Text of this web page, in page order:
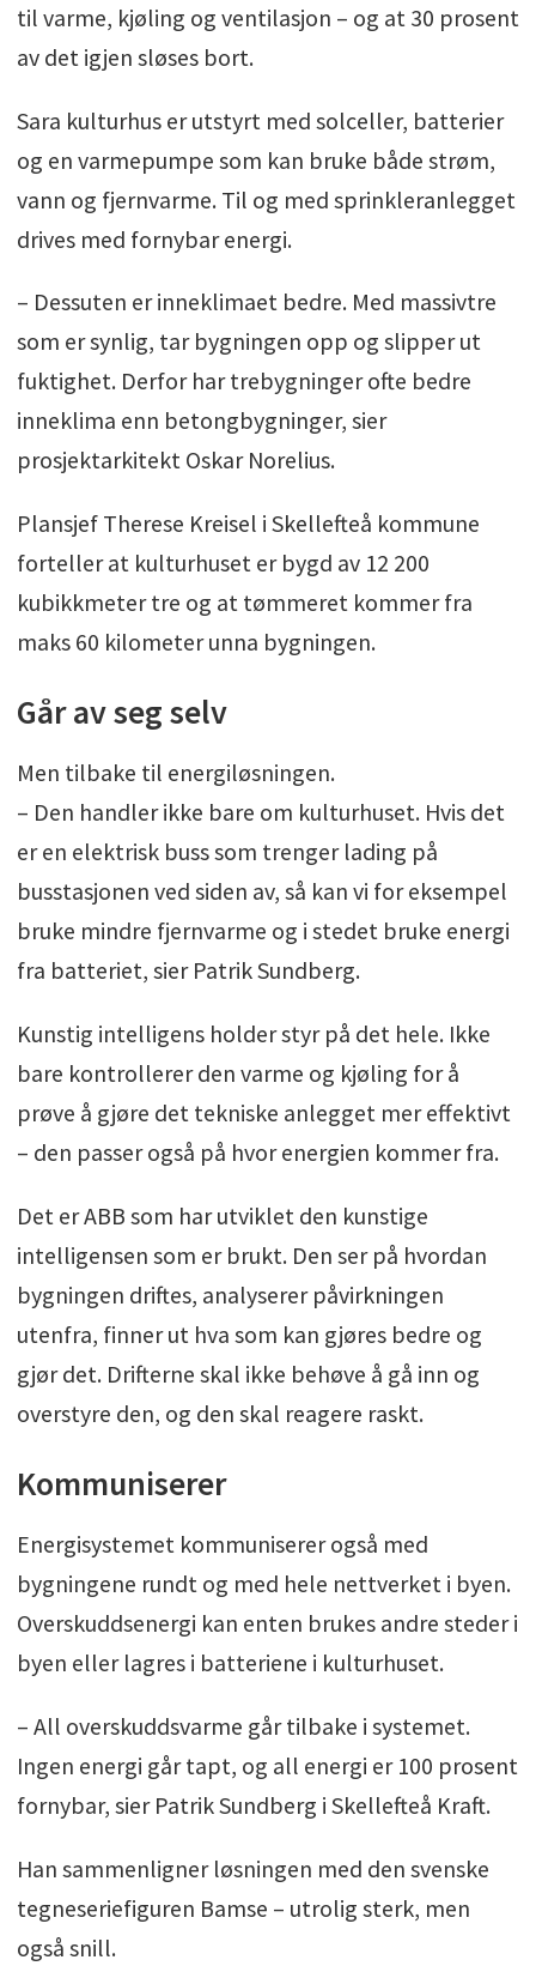
til varme, kjøling og ventilasjon – og at 30 prosent
av det igjen sløses bort.
Sara kulturhus er utstyrt med solceller, batterier
og en varmepumpe som kan bruke både strøm,
vann og fjernvarme. Til og med sprinkleranlegget
drives med fornybar energi.
– Dessuten er inneklimaet bedre. Med massivtre
som er synlig, tar bygningen opp og slipper ut
fuktighet. Derfor har trebygninger ofte bedre
inneklima enn betongbygninger, sier
prosjektarkitekt Oskar Norelius.
Plansjef Therese Kreisel i Skellefteå kommune
forteller at kulturhuset er bygd av 12 200
kubikkmeter tre og at tømmeret kommer fra
maks 60 kilometer unna bygningen.
Går av seg selv
Men tilbake til energiløsningen.
– Den handler ikke bare om kulturhuset. Hvis det
er en elektrisk buss som trenger lading på
busstasjonen ved siden av, så kan vi for eksempel
bruke mindre fjernvarme og i stedet bruke energi
fra batteriet, sier Patrik Sundberg.
Kunstig intelligens holder styr på det hele. Ikke
bare kontrollerer den varme og kjøling for å
prøve å gjøre det tekniske anlegget mer effektivt
– den passer også på hvor energien kommer fra.
Det er ABB som har utviklet den kunstige
intelligensen som er brukt. Den ser på hvordan
bygningen driftes, analyserer påvirkningen
utenfra, finner ut hva som kan gjøres bedre og
gjør det. Drifterne skal ikke behøve å gå inn og
overstyre den, og den skal reagere raskt.
Kommuniserer
Energisystemet kommuniserer også med
bygningene rundt og med hele nettverket i byen.
Overskuddsenergi kan enten brukes andre steder i
byen eller lagres i batteriene i kulturhuset.
– All overskuddsvarme går tilbake i systemet.
Ingen energi går tapt, og all energi er 100 prosent
fornybar, sier Patrik Sundberg i Skellefteå Kraft.
Han sammenligner løsningen med den svenske
tegneseriefiguren Bamse – utrolig sterk, men
også snill.